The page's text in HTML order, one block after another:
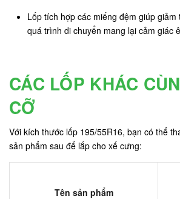
Lốp tích hợp các miếng đệm giúp giảm
quá trình di chuyển mang lại cảm giác
CÁC LỐP KHÁC
CỠ
Với kích thước lốp 195/55R16, bạn có thể
sản phẩm sau để lắp cho xế cưng:
Tên sản phẩm